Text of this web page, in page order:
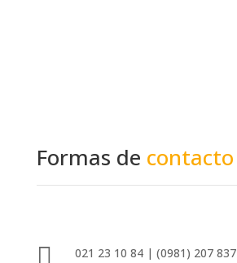
Formas de contacto
 021 23 10 84 | (0981) 207 837